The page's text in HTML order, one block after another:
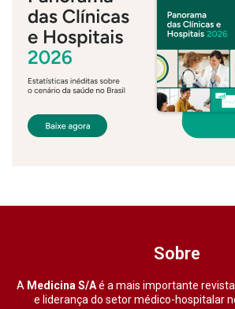
Sobre
A Medicina S/Aé a mais importante
e liderança do setor médico-hospitalar